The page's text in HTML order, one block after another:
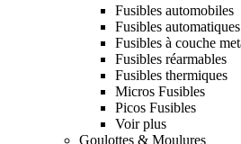
Fusibles automobiles
Fusibles automatiques
Fusibles à couche
Fusibles réarmables
Fusibles thermiques
Micros Fusibles
Picos Fusibles
Voir plus
Goulottes & Moulures